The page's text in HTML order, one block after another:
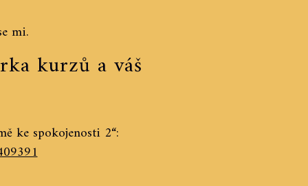
mi.
kurzů a váš
ke spokojenosti 2“: